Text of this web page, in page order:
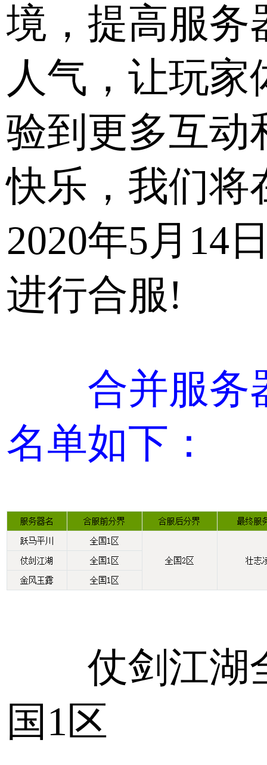
境，提高服务
人气，让玩家
验到更多互动
快乐，我们将
2020年5月14
进行合服!
合并服务
名单如下：
仗剑江湖
国1区